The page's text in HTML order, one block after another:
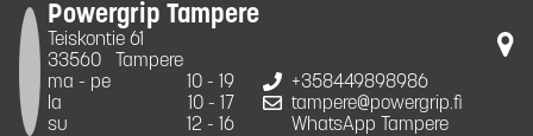
Powergrip Tampere
Teiskontie 61
33560
Tampere
ma - pe
10 - 19
la
10 - 17
su
12 - 16
+358449898986
tampere@powergrip.fi
WhatsApp Tampere